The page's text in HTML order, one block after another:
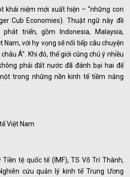
khái niệm mới xuất hiện – “những con
Cub Economies). Thuật ngữ này đề
triển, gồm Indonesia, Malaysia,
Nam, với hy vọng sẽ nối tiếp câu chuyện
Á”. Khi đó, thế giới cũng chú ý nhiều
phải đất nước đã đánh bại hai đế
trong những nền kinh tế tiềm năng
Việt Nam
tệ quốc tế (IMF), TS Võ Trí Thành,
cứu quản lý kinh tế Trung Ương